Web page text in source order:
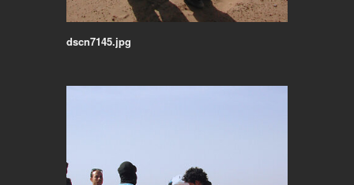
dscn7145.jpg